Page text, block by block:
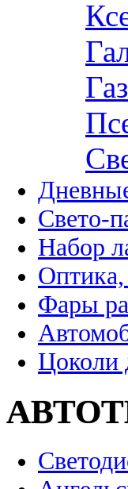
Свето-
Набор
Фары
Цоколи